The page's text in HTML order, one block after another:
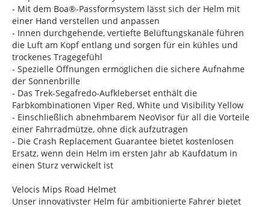
- Mit dem Boa®-Passformsystem lässt sich der Helm mit
einer Hand verstellen und anpassen
- Innen durchgehende, vertiefte Belüftungskanäle führen
die Luft am Kopf entlang und sorgen für ein kühles und
trockenes Tragegefühl
- Spezielle Öffnungen ermöglichen die sichere Aufnahme
der Sonnenbrille
- Das Trek-Segafredo-Aufkleberset enthält die
Farbkombinationen Viper Red, White und Visibility Yellow
- Einschließlich abnehmbarem NeoVisor für all die Vorteile
einer Fahrradmütze, ohne dick aufzutragen
- Die Crash Replacement Guarantee bietet kostenlosen
Ersatz, wenn dein Helm im ersten Jahr ab Kaufdatum in
einen Sturz verwickelt ist
Velocis Mips Road Helmet
Unser innovativster Helm für ambitionierte Fahrer bietet